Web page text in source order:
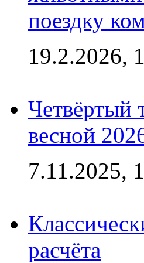
поездку
19.2.2026,
Четвёртый
весной
7.11.2025,
расчёта